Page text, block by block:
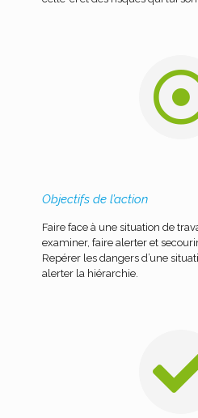
Objectifs de l’action
Faire face à une situation de
examiner, faire alerter et
Repérer les dangers d’une
alerter la hiérarchie.